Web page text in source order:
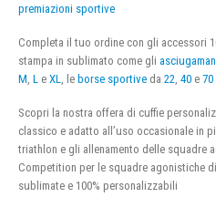
premiazioni sportive
Completa il tuo ordine con gli accessori
stampa in sublimato come gli
M L e XL , le borse sportive da 22 40 e 70
Scopri la nostra offera di cuffie
classico e adatto all’uso occasionale in
triathlon e gli allenamento delle squadre
Competition per le squadre agonistiche
sublimate e 100% personalizzabili